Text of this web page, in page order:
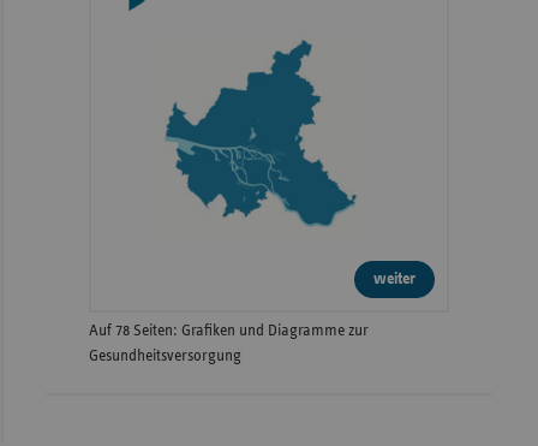
weiter
Auf 78 Seiten: Grafiken und Diagramme zur
Gesundheitsversorgung